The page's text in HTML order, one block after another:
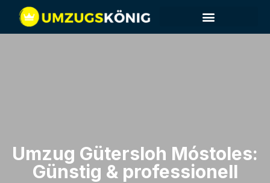
Umzug Gütersloh​ Móstoles:
Günstig & professionell​